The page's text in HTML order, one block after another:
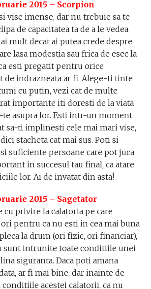
2015 – Scorpion
vise imense, dar nu trebuie sa te
de capacitatea ta de a le vedea
mult decat ai putea crede despre
lasa modestia sau frica de esec la
esti pregatit pentru orice
de indrazneata ar fi. Alege-ti tinte
cu putin, vezi cat de multe
importante iti doresti de la viata
te asupra lor. Esti intr-un moment
sa-ti implinesti cele mai mari vise,
stacheta cat mai sus. Poti si
suficiente persoane care pot juca
in succesul tau final, ca atare
lor. Ai de invatat din asta!
2015 – Sagetator
cu privire la calatoria pe care
pentru ca nu esti in cea mai buna
la drum (ori fizic, ori financiar),
sunt intrunite toate conditiile unei
siguranta. Daca poti amana
ar fi mai bine, dar inainte de
conditiile acestei calatorii, ca nu